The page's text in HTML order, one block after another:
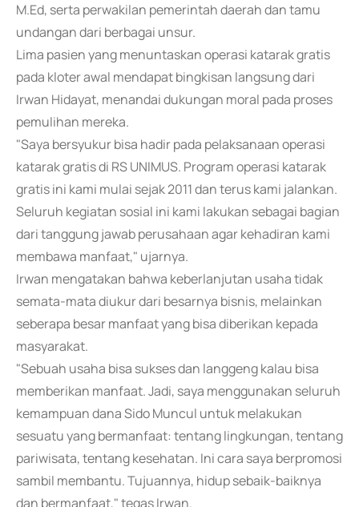
M.Ed, serta perwakilan pemerintah daerah dan tamu
undangan dari berbagai unsur.
Lima pasien yang menuntaskan operasi katarak gratis
pada kloter awal mendapat bingkisan langsung dari
Irwan Hidayat, menandai dukungan moral pada proses
pemulihan mereka.
"Saya bersyukur bisa hadir pada pelaksanaan operasi
katarak gratis di RS UNIMUS. Program operasi katarak
gratis ini kami mulai sejak 2011 dan terus kami jalankan.
Seluruh kegiatan sosial ini kami lakukan sebagai bagian
dari tanggung jawab perusahaan agar kehadiran kami
membawa manfaat," ujarnya.
Irwan mengatakan bahwa keberlanjutan usaha tidak
semata-mata diukur dari besarnya bisnis, melainkan
seberapa besar manfaat yang bisa diberikan kepada
masyarakat.
"Sebuah usaha bisa sukses dan langgeng kalau bisa
memberikan manfaat. Jadi, saya menggunakan seluruh
kemampuan dana Sido Muncul untuk melakukan
sesuatu yang bermanfaat: tentang lingkungan, tentang
pariwisata, tentang kesehatan. Ini cara saya berpromosi
sambil membantu. Tujuannya, hidup sebaik-baiknya
dan bermanfaat," tegas Irwan.